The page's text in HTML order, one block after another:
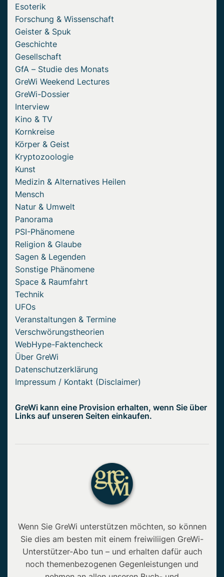
Esoterik
Forschung & Wissenschaft
Geister & Spuk
Geschichte
Gesellschaft
GfA – Studie des Monats
GreWi Weekend Lectures
GreWi-Dossier
Interview
Kino & TV
Kornkreise
Körper & Geist
Kryptozoologie
Kunst
Medizin & Alternatives Heilen
Mensch
Natur & Umwelt
Panorama
PSI-Phänomene
Religion & Glaube
Sagen & Legenden
Sonstige Phänomene
Space & Raumfahrt
Technik
UFOs
Veranstaltungen & Termine
Verschwörungstheorien
WebHype-Faktencheck
Über GreWi
Datenschutzerklärung
Impressum / Kontakt (Disclaimer)
GreWi kann eine Provision erhalten, wenn Sie über
Links auf unseren Seiten einkaufen.
Wenn Sie GreWi unterstützen möchten, so können
Sie dies am besten mit einem freiwiliigen GreWi-
Unterstützer-Abo tun – und erhalten dafür auch
noch themenbezogenen Gegenleistungen und